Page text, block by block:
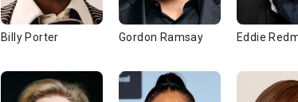
Billy Porter Gordon Ramsay Eddie